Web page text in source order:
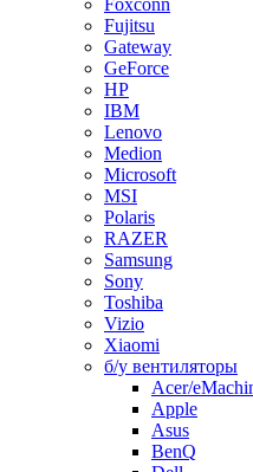
Fujitsu
Gateway
GeForce
HP
IBM
Lenovo
Medion
Microsoft
MSI
Polaris
RAZER
Samsung
Sony
Toshiba
Vizio
Xiaomi
б/у вентиляторы
Acer/
Apple
Asus
BenQ